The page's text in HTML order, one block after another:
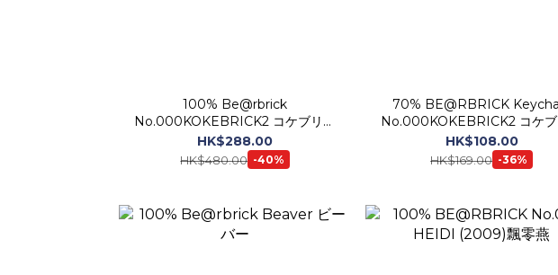
100% Be@rbrick
No.000KOKEBRICK2 コケブリッ
ク弐
HK$288.00
HK$480.00 -40%
70% BE@RBRICK Keychain
No.000KOKEBRICK2 コケブ
ク弐
HK$108.00
HK$169.00 -36%